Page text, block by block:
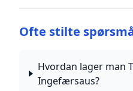
Ofte stilte
Hvordan lager man
Ingefærsaus?